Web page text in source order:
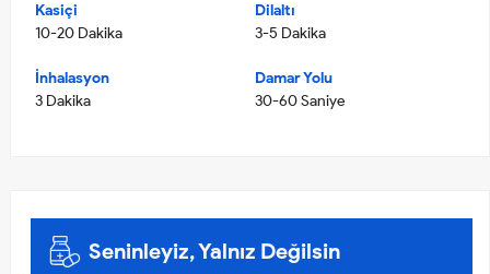
Kasiçi
10-20 Dakika
Dilaltı
3-5 Dakika
İnhalasyon
3 Dakika
Damar Yolu
30-60 Saniye
Seninleyiz, Yalnız Değilsin